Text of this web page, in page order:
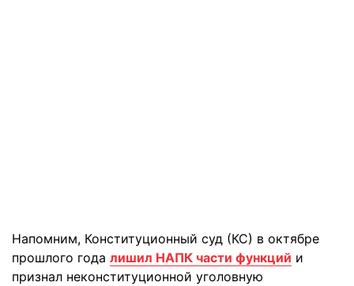
Напомним, Конституционный суд (КС) в октябре
прошлого года лишил НАПК части функций и
признал неконституционной уголовную